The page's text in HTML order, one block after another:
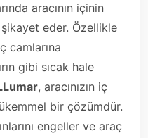
aracının içinin
şikayet eder. Özellikle
camlarına
gibi sıcak hale
, aracınızın iç
bir çözümdür.
engeller ve araç